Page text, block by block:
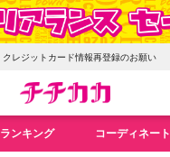
クレジットカード情報再登録のお願い
ランキング コーディネート